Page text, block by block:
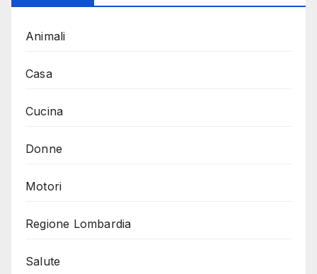
Animali
Casa
Cucina
Donne
Motori
Regione Lombardia
Salute